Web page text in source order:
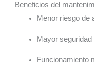
Beneficios del
Menor riesgo de
Mayor seguridad
Funcionamiento